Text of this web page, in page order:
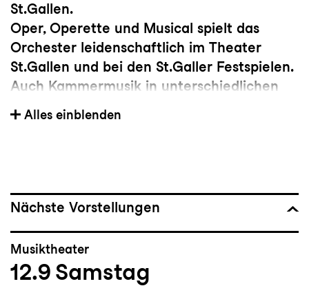
St.Gallen.
Oper, Operette und Musical spielt das
Orchester leidenschaftlich im Theater
St.Gallen und bei den St.Galler Festspielen.
Auch Kammermusik in unterschiedlichen
Facetten wird als selbstverständlicher Teil
der künstlerischen Arbeit gesehen, einmal
zum anderen im vom Orchester
international renommierten Stars der
Kammermusikszene. Ausserdem widmet
sich das Orchester der Jugendarbeit und
Alles einblenden
Nächste Vorstellungen
Musiktheater
12.9 Samstag